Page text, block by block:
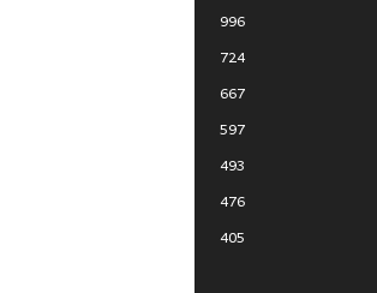
996
724
667
597
493
476
405